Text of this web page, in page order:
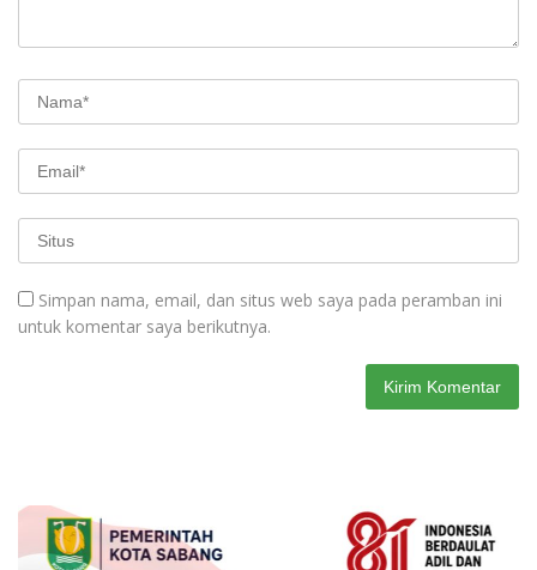
Simpan nama, email, dan situs web saya pada peramban ini
untuk komentar saya berikutnya.